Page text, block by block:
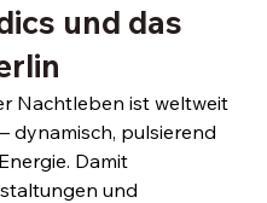
und das
Nachtleben ist weltweit
dynamisch, pulsierend
Damit
und